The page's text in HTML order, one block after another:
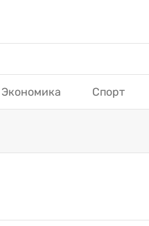
Экономика Спорт